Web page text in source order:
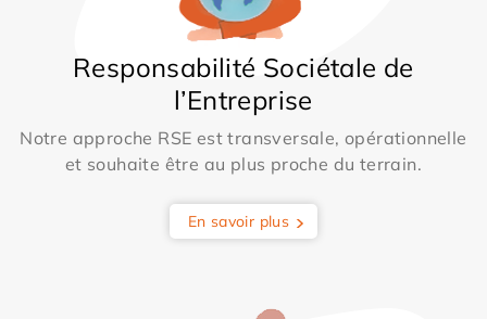
Responsabilité Sociétale de
l’Entreprise
Notre approche RSE est transversale, opérationnelle
et souhaite être au plus proche du terrain.
En savoir plus